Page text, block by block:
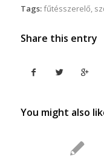
Tags:fűtésszerelő,
Share this entry
You might also